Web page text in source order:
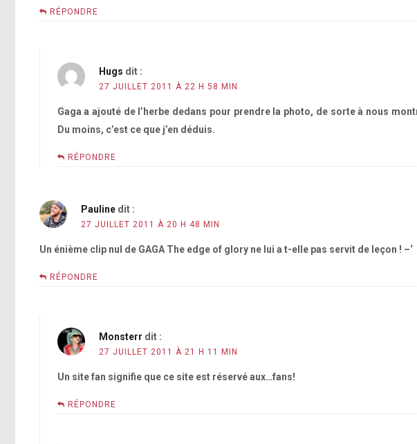
RÉPONDRE
Hugs dit :
27 JUILLET 2011 À 22 H 58 MIN
Gaga a ajouté de l’herbe dedans pour prendre la photo, de sorte à nous
Du moins, c’est ce que j’en déduis.
RÉPONDRE
Pauline dit :
27 JUILLET 2011 À 20 H 48 MIN
Un énième clip nul de GAGA The edge of glory ne lui a t-elle pas servit de leçon ! –‘
RÉPONDRE
Monsterr dit :
27 JUILLET 2011 À 21 H 11 MIN
Un site fan signifie que ce site est réservé aux…fans!
RÉPONDRE